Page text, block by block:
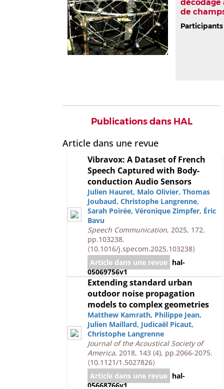
de
Participants
Publications dans HAL
Article dans une revue
Vibravox: A Dataset of French
Speech Captured with Body-
conduction Audio Sensors
Julien Hauret, Malo Olivier,Thomas
Joubaud,Christophe Langrenne,
Sarah Poirée,Véronique Zimpfer, Éric
Bavu
Speech Communication, 2025, 172,
pp.103238.
⟨10.1016/j.specom.2025.103238⟩
Article dans une revue hal-
05069756v1
Extending standard urban
outdoor noise propagation
models to complex geometries
Matthew Kamrath, Philippe Jean,
Julien Maillard, Judicaël Picaut,
Christophe Langrenne
Journal of the Acoustical Society of
America, 2018, 143 (4), pp.2066-2075.
⟨10.1121/1.5027826⟩
Article dans une revue hal-
05668766v1